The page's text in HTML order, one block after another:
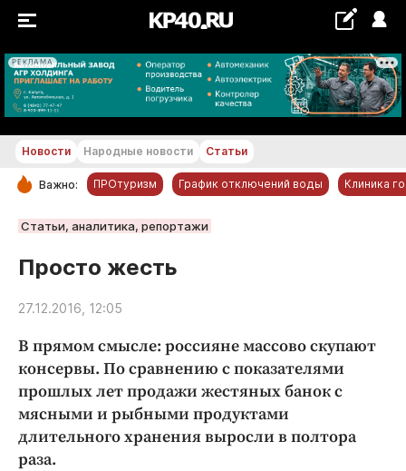
РЕКЛАМА
+28 °С
РУБРИКИ
Статьи
Авто и транспорт
Благоустройство
Криминал
Культура
Новости Народные новости Статьи
Важно: ПРОтуризм График отключений воды Клиника
Статьи, аналитика, репортажи
Просто жесть
27.12.2016, 12:05
В прямом смысле: россияне массово скупают
консервы. По сравнению с показателями
прошлых лет продажи жестяных банок с
мясными и рыбными продуктами
длительного хранения выросли в полтора
раза.